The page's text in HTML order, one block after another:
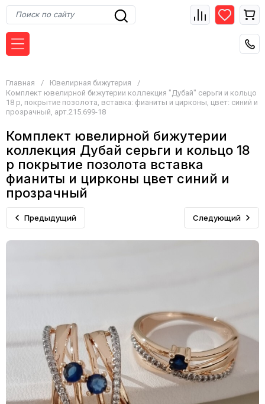
Главная / Ювелирная бижутерия
/
Комплект ювелирной бижутерии коллекция "Дубай" серьги и кольцо
18 р, покрытие позолота, вставка: фианиты и цирконы, цвет: синий и
прозрачный, арт.215.699-18
Комплект ювелирной бижутерии
коллекция Дубай серьги и кольцо 18
р покрытие позолота вставка
фианиты и цирконы цвет синий и
прозрачный
Предыдущий Следующий